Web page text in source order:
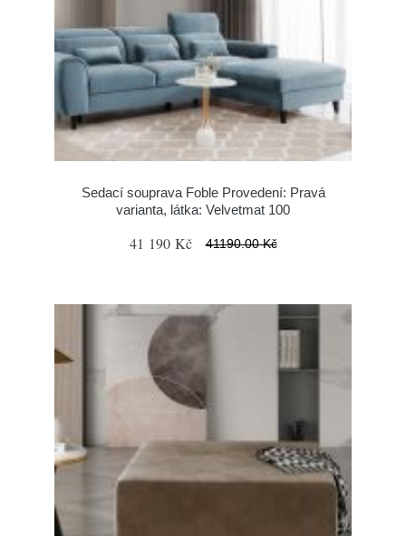
Sedací souprava Foble Provedení: Pravá
varianta, látka: Velvetmat 100
41 190 Kč 41190.00 Kč